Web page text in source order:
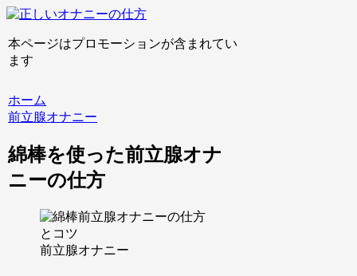
本ページはプロモーションが含まれてい
ます
ホーム
前立腺オナニー
綿棒を使った前立腺オナ
ニーの仕方
前立腺オナニー